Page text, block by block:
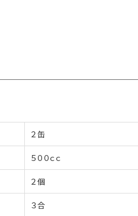
２缶
５００ｃｃ
２個
３合